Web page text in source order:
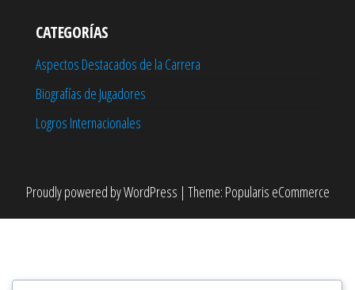
CATEGORÍAS
Aspectos Destacados de la Carrera
Biografías de Jugadores
Logros Internacionales
Proudly powered byWordPress | Theme: Popularis eCommerce